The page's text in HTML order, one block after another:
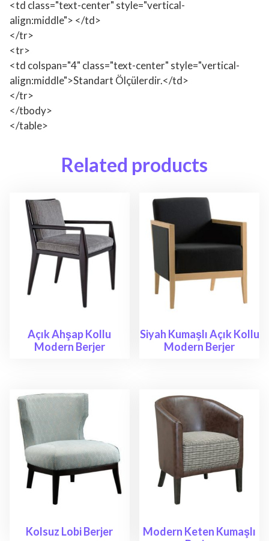
<td class="text-center" style="vertical-
align:middle"> </td>
</tr>
<tr>
<td colspan="4" class="text-center" style="vertical-
align:middle">Standart Ölçülerdir.</td>
</tr>
</tbody>
</table>
Related products
Açık Ahşap Kollu
Modern Berjer
Siyah Kumaşlı Açık Kollu
Modern Berjer
Kolsuz Lobi Berjer
Modern Keten Kumaşlı